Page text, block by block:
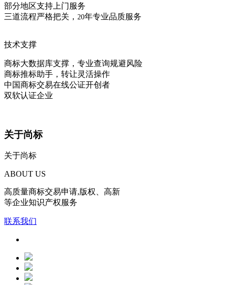
部分地区支持上门服务
三道流程严格把关， 20年专业品质服务
技术支撑
商标大数据库支撑，专业查询规避风险
商标推标助手，转让灵活操作
中国商标交易在线公证开创者
双软认证企业
关于尚标
关于尚标
ABOUT US
高质量商标交易申请,版权、高新
等企业知识产权服务
联系我们